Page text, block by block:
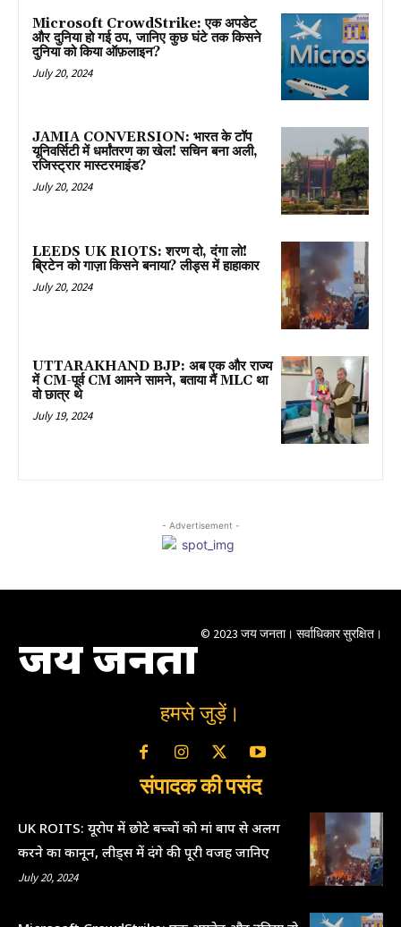
Microsoft CrowdStrike: एक अपडेट
और दुनिया हो गई ठप, जानिए कुछ घंटे तक किसने
दुनिया को किया ऑफ़लाइन?
July 20, 2024
JAMIA CONVERSION: भारत के टॉप
यूनिवर्सिटी में धर्मांतरण का खेल! सचिन बना अली,
रजिस्ट्रार मास्टरमाइंड?
July 20, 2024
LEEDS UK RIOTS: शरण दो, दंगा लो!
ब्रिटेन को गाज़ा किसने बनाया? लीड्स में हाहाकार
July 20, 2024
UTTARAKHAND BJP: अब एक और राज्य
में CM-पूर्व CM आमने सामने, बताया मैं MLC था
वो छात्र थे
July 19, 2024
- Advertisement -
जय जनता © 2023 जय जनता। सर्वाधिकार सुरक्षित।
हमसे जुड़ें।
संपादक की पसंद
UK ROITS: यूरोप में छोटे बच्चों को मां बाप से अलग
करने का कानून, लीड्स में दंगे की पूरी वजह जानिए
July 20, 2024